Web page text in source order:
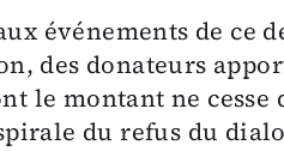
événements de ce
des donateurs
le montant ne cesse
du refus du